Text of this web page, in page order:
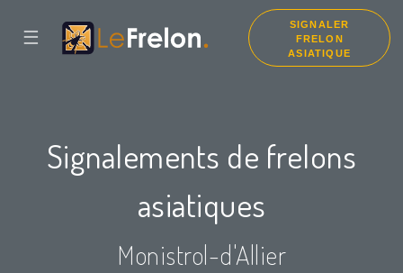
☰
SIGNALER
FRELON
ASIATIQUE
Signalements de frelons
asiatiques
Monistrol-d'Allier